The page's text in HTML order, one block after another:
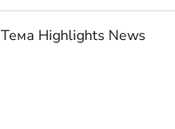
Тема Highlights News